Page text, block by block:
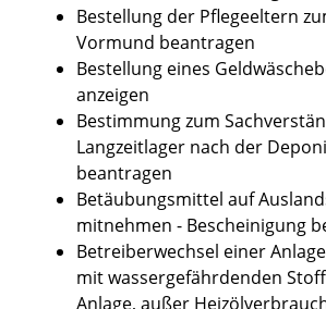
Bestellung der Pflegeeltern
Vormund beantragen
Bestellung eines
anzeigen
Bestimmung zum
Langzeitlager nach der
beantragen
Betäubungsmittel auf
mitnehmen - Bescheinigung
Betreiberwechsel einer
mit wassergefährdenden
Anlage, außer